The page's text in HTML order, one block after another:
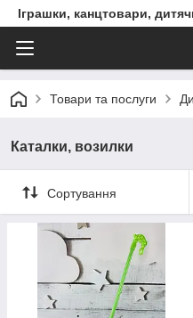
Іграшки, канцтовари,
Товари та послуги
Каталки, возилки
Сортування